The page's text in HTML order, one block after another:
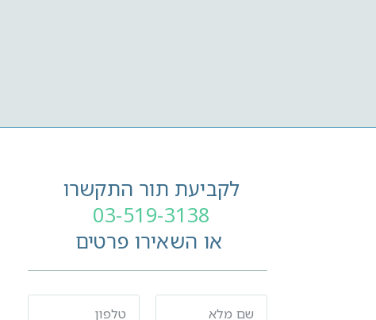
לקביעת תור התקשרו
03-519-3138
או השאירו פרטים